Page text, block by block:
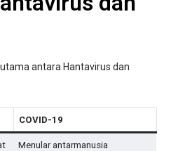
antara Hantavirus dan
COVID-19
Menular antarmanusia